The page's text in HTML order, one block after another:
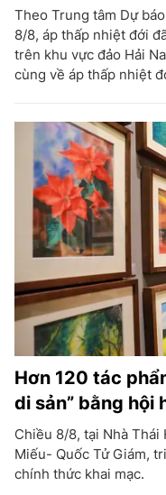
Theo Trung tâm Dự
8/8, áp thấp nhiệt đới
trên khu vực đảo Hải
cùng về áp thấp nhiệt
Hơn 120 tác
di sản” bằng hội
Chiều 8/8, tại Nhà Thái
Miếu- Quốc Tử Giám,
chính thức khai mạc.